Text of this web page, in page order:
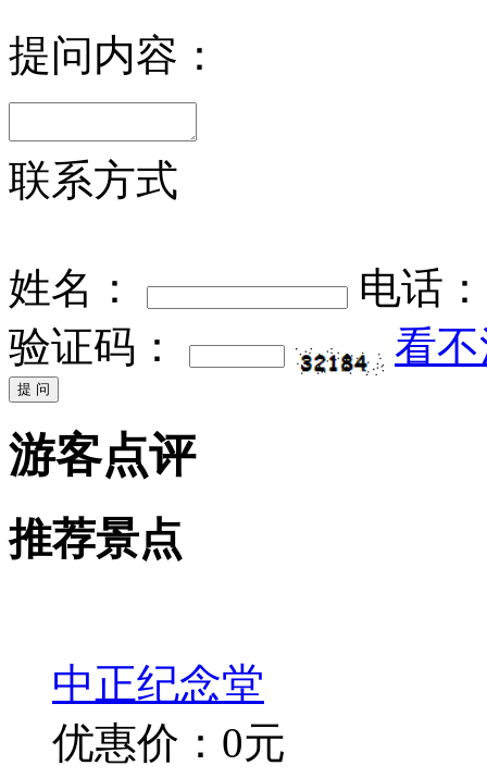
提问内容：
联系方式
姓名：
电话
验证码：
看
游客点评
推荐景点
中正纪念堂
优惠价：0元